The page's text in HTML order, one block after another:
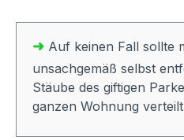
➜ Auf keinen Fall sollte
unsachgemäß selbst
Stäube des giftigen
ganzen Wohnung